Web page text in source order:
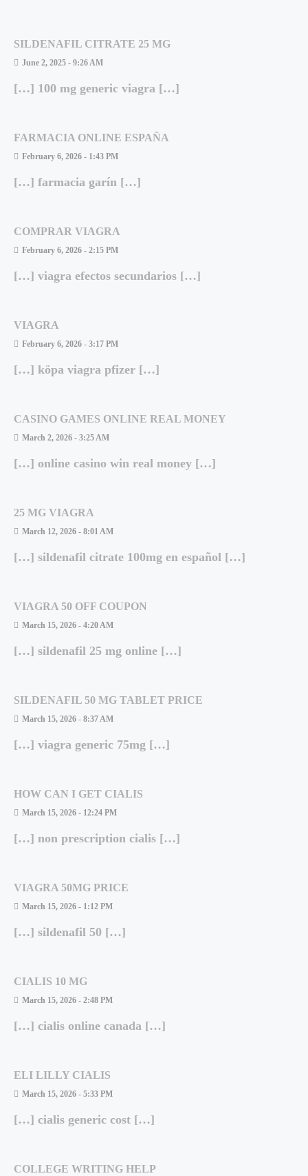
SILDENAFIL CITRATE 25 MG
June 2, 2025 - 9:26 AM
[…] 100 mg generic viagra […]
FARMACIA ONLINE ESPAÑA
February 6, 2026 - 1:43 PM
[…] farmacia garín […]
COMPRAR VIAGRA
February 6, 2026 - 2:15 PM
[…] viagra efectos secundarios […]
VIAGRA
February 6, 2026 - 3:17 PM
[…] köpa viagra pfizer […]
CASINO GAMES ONLINE REAL MONEY
March 2, 2026 - 3:25 AM
[…] online casino win real money […]
25 MG VIAGRA
March 12, 2026 - 8:01 AM
[…] sildenafil citrate 100mg en español […]
VIAGRA 50 OFF COUPON
March 15, 2026 - 4:20 AM
[…] sildenafil 25 mg online […]
SILDENAFIL 50 MG TABLET PRICE
March 15, 2026 - 8:37 AM
[…] viagra generic 75mg […]
HOW CAN I GET CIALIS
March 15, 2026 - 12:24 PM
[…] non prescription cialis […]
VIAGRA 50MG PRICE
March 15, 2026 - 1:12 PM
[…] sildenafil 50 […]
CIALIS 10 MG
March 15, 2026 - 2:48 PM
[…] cialis online canada […]
ELI LILLY CIALIS
March 15, 2026 - 5:33 PM
[…] cialis generic cost […]
COLLEGE WRITING HELP